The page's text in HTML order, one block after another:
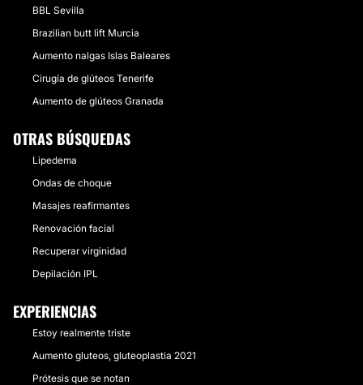
BBL Sevilla
Brazilian butt lift Murcia
Aumento nalgas Islas Baleares
Cirugía de glúteos Tenerife
Aumento de glúteos Granada
OTRAS BÚSQUEDAS
Lipedema
Ondas de choque
Masajes reafirmantes
Renovación facial
Recuperar virginidad
Depilación IPL
EXPERIENCIAS
Estoy realmente triste
Aumento gluteos, gluteoplastia 2021
Prótesis que se notan